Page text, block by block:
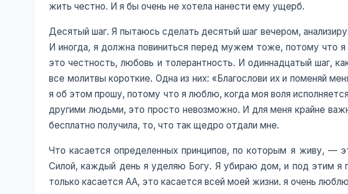
жить честно. И я бы очень не хотела нанести ему ущерб.
Десятый шаг. Я пытаюсь сделать десятый шаг вечером,
И иногда, я должна повиниться перед мужем тоже, потому что
это честность, любовь и толерантность. И одиннадцатый шаг,
все молитвы короткие. Одна из них: «Благослови их и поменяй
я об этом прошу, потому что я люблю, когда моя воля
другими людьми, это просто невозможно. И для меня крайне
бесплатно получила, то, что так щедро отдали мне.
Что касается определенных принципов, по которым я живу, —
Силой, каждый день я уделяю Богу. Я убираю дом, и под этим
только касается АА, это касается всей моей жизни. я очень